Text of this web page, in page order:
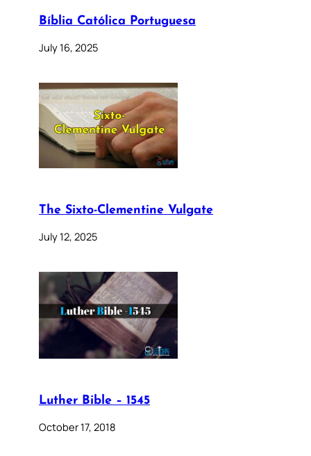
Bíblia Católica Portuguesa
July 16, 2025
The Sixto-Clementine Vulgate
July 12, 2025
Luther Bible – 1545
October 17, 2018